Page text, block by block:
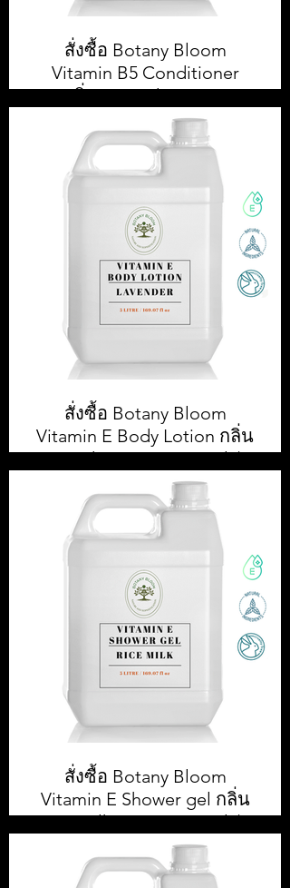
สั่งซื้อ Botany Bloom
Vitamin B5 Conditioner
กลิ่น Lavender ขนาด
5,000ml / 5 L
สั่งซื้อ Botany Bloom Conditioner
5,000 ml || สั่งซื้อขั้นต่ำ 1 กล่อง หรือ 4
ชิ้น || ราคา 500.00 บาท ต่อ
สั่งซื้อ Botany Bloom
Vitamin E Body Lotion กลิ่น
Lavender ขนาด 5,000ml / 5
สั่งซื้อ Botany Bloom Body Lotion
5,000 ml || สั่งซื้อขั้นต่ำ 1 กล่อง หรือ 4
ชิ้น || ราคา 500.00 บาท ต่อแกลลอน
สั่งซื้อ Botany Bloom
Vitamin E Shower gel กลิ่น
Rice Milk ขนาด 5,000ml / 5
สั่งซื้อ Botany Bloom Shower gel